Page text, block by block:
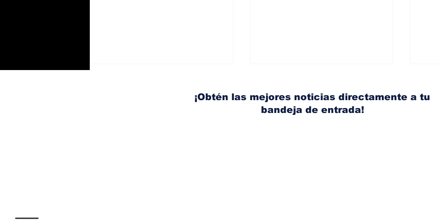
¡Obtén las mejores noticias directamente a tu
bandeja de entrada!